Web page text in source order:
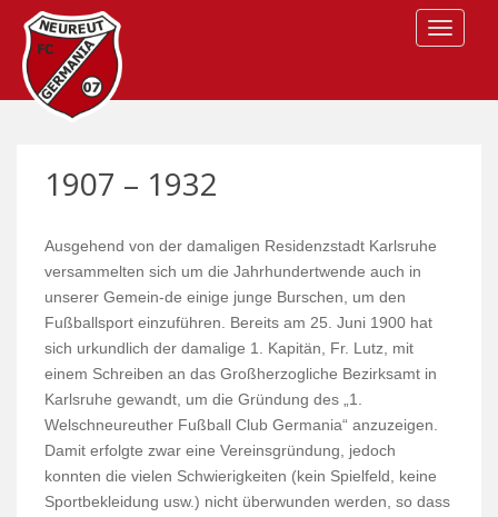
1907 – 1932
Ausgehend von der damaligen Residenzstadt Karlsruhe
versammelten sich um die Jahrhundertwende auch in
unserer Gemein-de einige junge Burschen, um den
Fußballsport einzuführen. Bereits am 25. Juni 1900 hat
sich urkundlich der damalige 1. Kapitän, Fr. Lutz, mit
einem Schreiben an das Großherzogliche Bezirksamt in
Karlsruhe gewandt, um die Gründung des „1.
Welschneureuther Fußball Club Germania“ anzuzeigen.
Damit erfolgte zwar eine Vereinsgründung, jedoch
konnten die vielen Schwierigkeiten (kein Spielfeld, keine
Sportbekleidung usw.) nicht überwunden werden, so dass